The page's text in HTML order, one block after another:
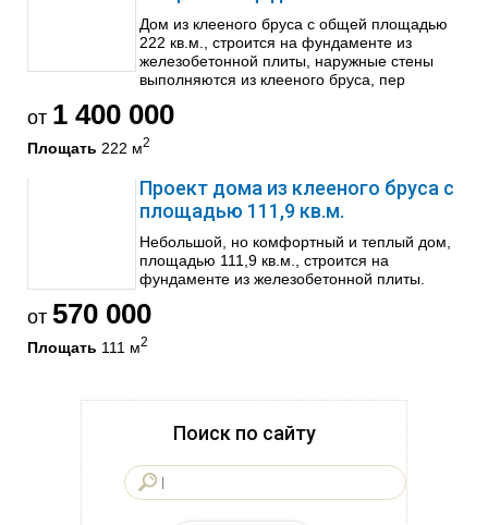
Дом из клееного бруса с общей площадью
222 кв.м., строится на фундаменте из
железобетонной плиты, наружные стены
выполняются из клееного бруса, пер
от 1 400 000
Площать 222 м2
Проект дома из клееного бруса с
площадью 111,9 кв.м.
Небольшой, но комфортный и теплый дом,
площадью 111,9 кв.м., строится на
фундаменте из железобетонной плиты.
от 570 000
Площать 111 м2
Поиск по сайту